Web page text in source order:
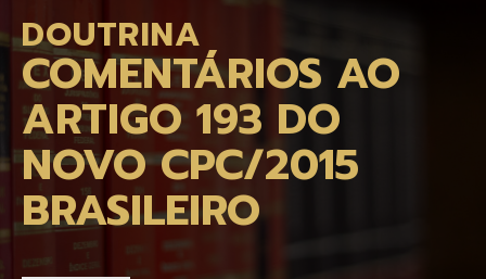
DOUTRINA
COMENTÁRIOS AO
ARTIGO 193 DO
NOVO CPC/2015
BRASILEIRO